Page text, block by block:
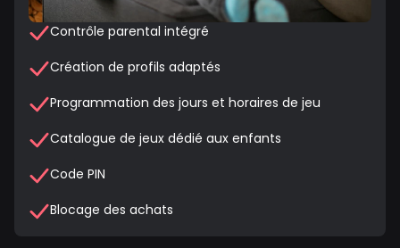
Contrôle parental intégré
Création de profils adaptés
Programmation des jours et horaires de jeu
Catalogue de jeux dédié aux enfants
Code PIN
Blocage des achats